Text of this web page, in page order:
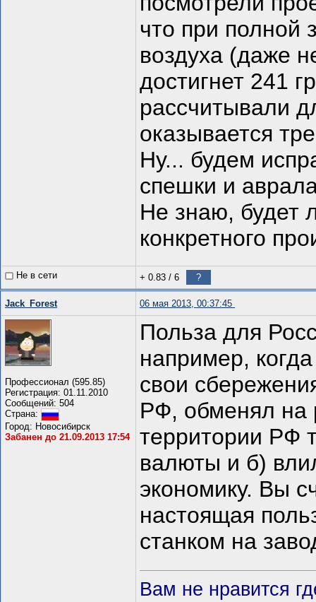
что при полной
воздуха (даже
достигнет 241
рассчитывали
оказывается
Ну... будем
спешки и
Не знаю, будет
конкретного
Не в сети + 0.83 / 6 ?
Jack_Forest 06 мая 2013, 00:37:45
Профессионал (595.85)
Регистрация: 01.11.2010
Сообщений: 504
Страна:
Город: Новосибирск
Забанен до 21.09.2013 17:54
Польза для
например,
свои
РФ, обменял на
территории РФ
валюты и б)
экономику. Вы
настоящая
станком на
Вам не нравится